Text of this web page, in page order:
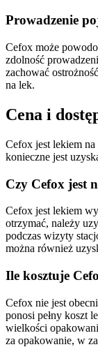
Prowadzenie
Cefox może
zdolność
zachować
na lek.
Cena i
Cefox jest lekiem na
konieczne jest
Czy Cefox jest
Cefox jest lekiem
otrzymać, należy
podczas wizyty
można również
Ile kosztuje
Cefox nie jest
ponosi pełny koszt
wielkości
za opakowanie, w